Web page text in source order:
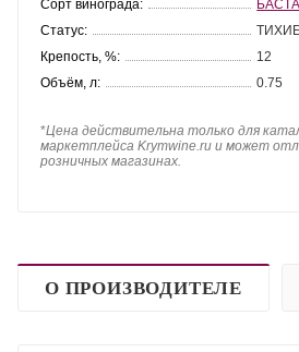
Сорт винограда:
Статус:
Крепость, %:
12
Объём, л:
0.75
*Цена действительна только для
маркетплейса Krymwine.ru и может
розничных магазинах.
О ПРОИЗВОДИТЕЛЕ